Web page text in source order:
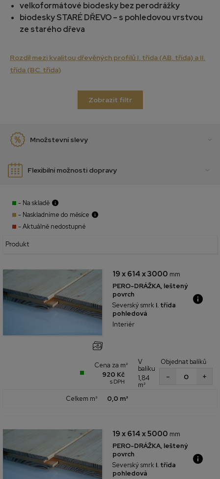
velkoformátové biodesky bez perodrážky
biodesky STARÉ DŘEVO – s pohledovou vrstvou
ze starého dřeva
Rozdíl mezi kvalitou dřevěných profilů I. třída (AB. třída) a II.
třída (BC. třída)
Zobrazit filtr
Množstevní slevy
Flexibilní možnosti dopravy
- Na skladě
- Naskladníme do měsíce
- Aktuálně nedostupné
Produkt
19 x 614 x 3000 mm
PERO-DRÁŽKA, leštený
povrch
Severský smrk I. třída
pohledová
Interiér
Cena za m²
920 Kč
s DPH
V
balíku
1,84
m²
Objednat balíků
+
-
Celkem m² 0,0 m²
19 x 614 x 5000 mm
PERO-DRÁŽKA, leštený
povrch
Severský smrk I. třída
pohledová